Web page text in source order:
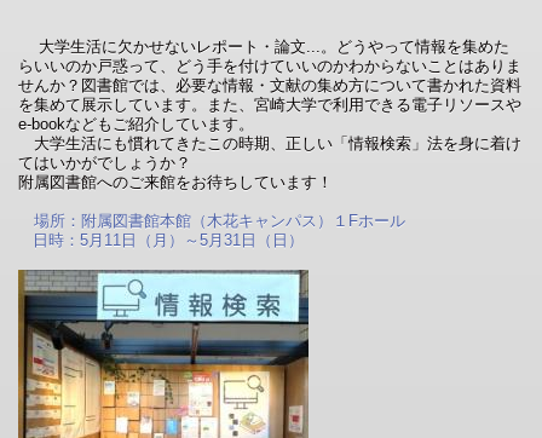
大学生活に欠かせないレポート・論文...。どうやって情報を集めた
らいいのか戸惑って、どう手を付けていいのかわからないことはありま
せんか？図書館では、必要な情報・文献の集め方について書かれた資料
を集めて展示しています。また、宮崎大学で利用できる電子リソースや
e-bookなどもご紹介しています。
大学生活にも慣れてきたこの時期、正しい「情報検索」法を身に着け
てはいかがでしょうか？
附属図書館へのご来館をお待ちしています！
場所：附属図書館本館（木花キャンパス）１Fホール
日時：5月11日（月）～5月31日（日）